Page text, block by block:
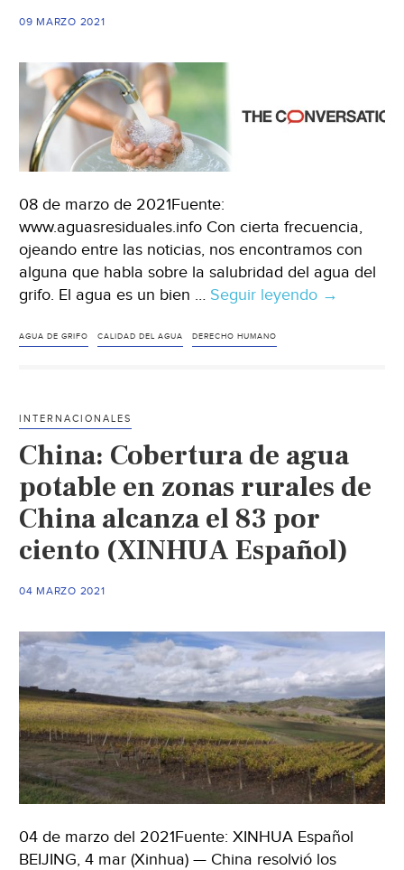
09 MARZO 2021
08 de marzo de 2021Fuente:
www.aguasresiduales.info Con cierta frecuencia,
ojeando entre las noticias, nos encontramos con
alguna que habla sobre la salubridad del agua del
grifo. El agua es un bien … Seguir leyendo ¿Por
agua
grifo?
Residuales)
→
AGUA DE GRIFO CALIDAD DEL AGUA DERECHO HUMANO
INTERNACIONALES
China: Cobertura de agua
potable en zonas rurales de
China alcanza el 83 por
ciento (XINHUA Español)
04 MARZO 2021
04 de marzo del 2021Fuente: XINHUA Español
BEIJING, 4 mar (Xinhua) — China resolvió los